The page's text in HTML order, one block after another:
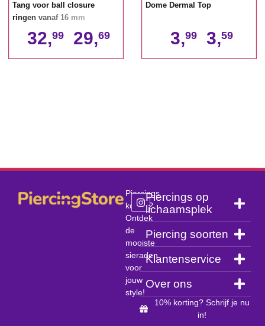
Tang voor ball closure
ringen vanaf 16 mm
32,99 29,69
Dome Dermal Top
3,99 3,59
Piercings
kopen?
Ontdek
de
mooiste
sieraden
voor
jouw
style!
Piercings op
lichaamsplek
Piercing soorten
Klantenservice
Over ons
10% korting? Schrijf je nu
in!